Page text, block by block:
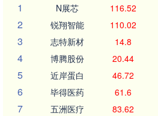
1
N展芯 116.52
2 锐翔智能 110.02
3 志特新材 14.8
4 博腾股份 20.44
5 近岸蛋白 46.72
6 毕得医药 61.6
7 五洲医疗 83.62